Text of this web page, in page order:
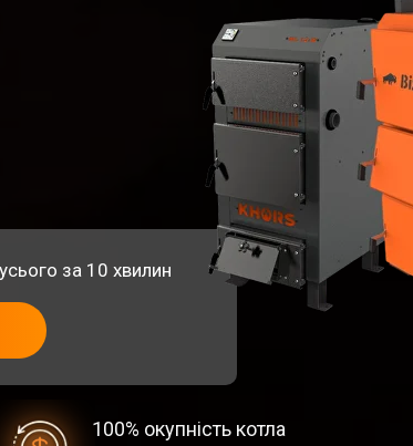
100% окупність котла
за 10 хвилин